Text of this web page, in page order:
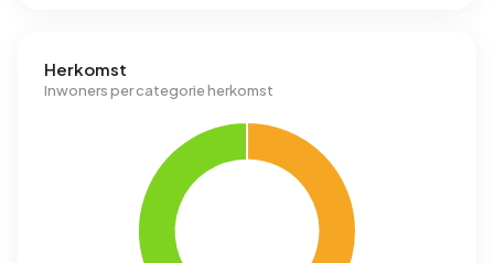
Herkomst
Inwoners per categorie herkomst